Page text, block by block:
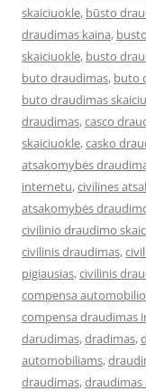
skaiciuokle, būsto
draudimas kaina,
skaiciuokle, busto
buto draudimas, buto
buto draudimas
draudimas,casco
skaiciuokle,casko
atsakomybės
internetu,civilines
atsakomybės
civilinio draudimo
civilinis draudimas,
pigiausias,civilinis
compensa
compensa draudimas
darudimas,dradimas,
automobiliams,
draudimas,draudimas